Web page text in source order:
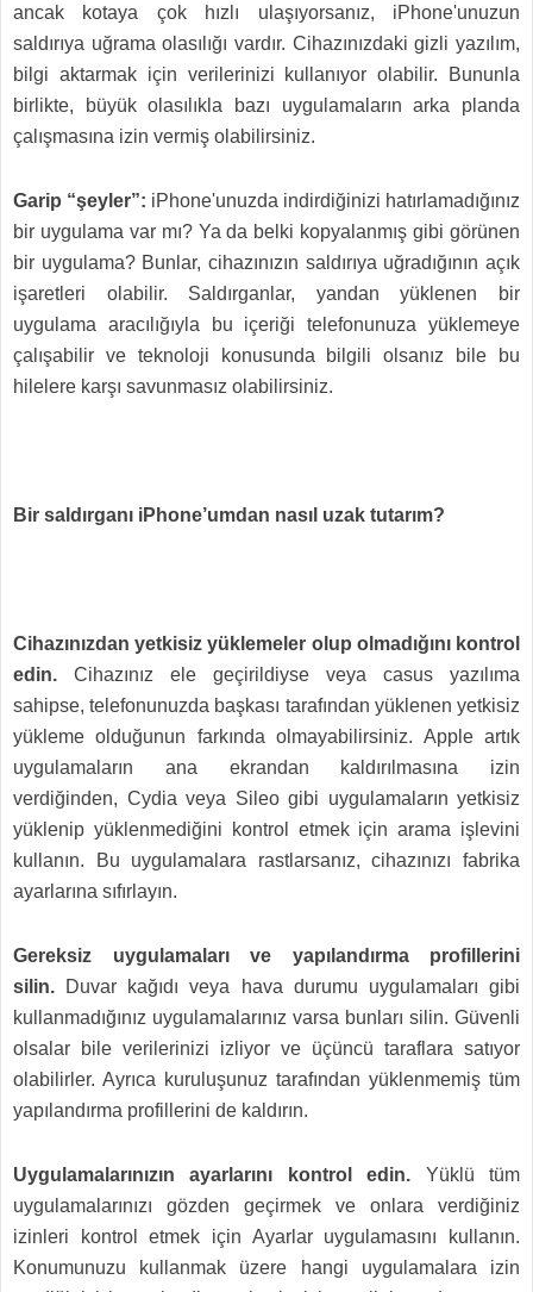
ancak kotaya çok hızlı ulaşıyorsanız, iPhone'unuzun
saldırıya uğrama olasılığı vardır. Cihazınızdaki gizli yazılım,
bilgi aktarmak için verilerinizi kullanıyor olabilir. Bununla
birlikte, büyük olasılıkla bazı uygulamaların arka planda
çalışmasına izin vermiş olabilirsiniz.
Garip “şeyler”: iPhone'unuzda indirdiğinizi hatırlamadığınız
bir uygulama var mı? Ya da belki kopyalanmış gibi görünen
bir uygulama? Bunlar, cihazınızın saldırıya uğradığının açık
işaretleri olabilir. Saldırganlar, yandan yüklenen bir
uygulama aracılığıyla bu içeriği telefonunuza yüklemeye
çalışabilir ve teknoloji konusunda bilgili olsanız bile bu
hilelere karşı savunmasız olabilirsiniz.
Bir saldırganı iPhone’umdan nasıl uzak tutarım?
Cihazınızdan yetkisiz yüklemeler olup olmadığını kontrol
edin. Cihazınız ele geçirildiyse veya casus yazılıma
sahipse, telefonunuzda başkası tarafından yüklenen yetkisiz
yükleme olduğunun farkında olmayabilirsiniz. Apple artık
uygulamaların ana ekrandan kaldırılmasına izin
verdiğinden, Cydia veya Sileo gibi uygulamaların yetkisiz
yüklenip yüklenmediğini kontrol etmek için arama işlevini
kullanın. Bu uygulamalara rastlarsanız, cihazınızı fabrika
ayarlarına sıfırlayın.
Gereksiz uygulamaları ve yapılandırma profillerini
silin.
Duvar kağıdı veya hava durumu uygulamaları gibi
kullanmadığınız uygulamalarınız varsa bunları silin. Güvenli
olsalar bile verilerinizi izliyor ve üçüncü taraflara satıyor
olabilirler. Ayrıca kuruluşunuz tarafından yüklenmemiş tüm
yapılandırma profillerini de kaldırın.
Uygulamalarınızın ayarlarını kontrol edin. Yüklü tüm
uygulamalarınızı gözden geçirmek ve onlara verdiğiniz
izinleri kontrol etmek için Ayarlar uygulamasını kullanın.
Konumunuzu kullanmak üzere hangi uygulamalara izin